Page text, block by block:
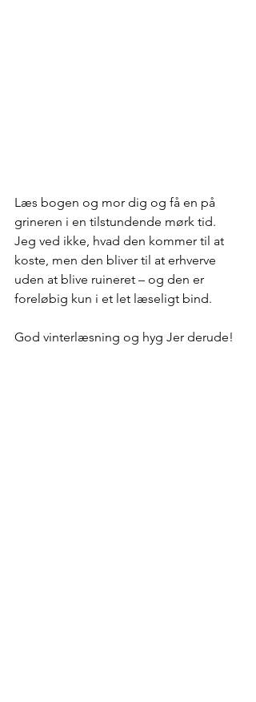
Læs bogen og mor dig og få en på
grineren i en tilstundende mørk tid.
Jeg ved ikke, hvad den kommer til at
koste, men den bliver til at erhverve
uden at blive ruineret – og den er
foreløbig kun i et let læseligt bind.
God vinterlæsning og hyg Jer derude!